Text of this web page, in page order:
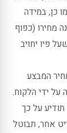
כן, במידה
מחירו (כפוף
פיו יחויב
המבצע
על ידי הלקוח.
על כך
אחר, תבוטל